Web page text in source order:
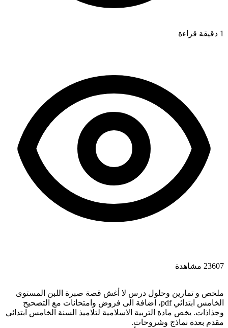
1 دقيقة قراءة
23607 مشاهدة
ملخص و تمارين وحلول درس لا أغش قصة صبرة اللبن المستوى
الخامس ابتدائي pdf، اضافة الى فروض وامتحانات مع التصحيح
وجذاذات. يخص مادة التربية الاسلامية لتلاميذ السنة الخامس ابتدائي
مقدم بعدة نماذج وشروحات.